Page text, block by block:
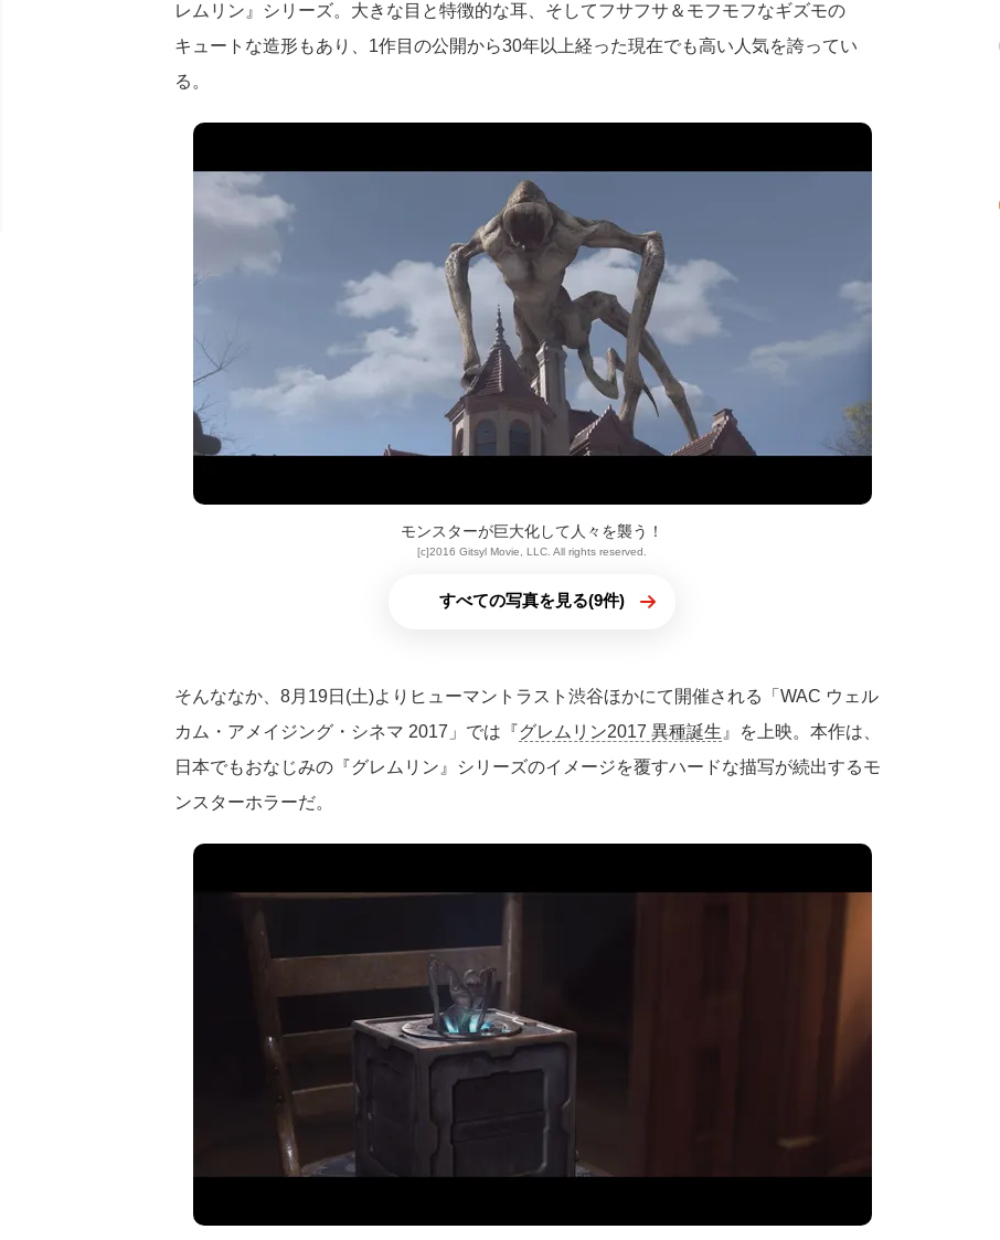
レムリン』シリーズ。大きな目と特徴的な耳、そしてフサフサ＆モフモフなギズモの
キュートな造形もあり、1作目の公開から30年以上経った現在でも高い人気を誇ってい
る。
モンスターが巨大化して人々を襲う！
[c]2016 Gitsyl Movie, LLC. All rights reserved.
すべての写真を見る(9件)
そんななか、8月19日(土)よりヒューマントラスト渋谷ほかにて開催される「WAC ウェル
カム・アメイジング・シネマ 2017」では『グレムリン2017 異種誕生 』を上映。本作は、
日本でもおなじみの『グレムリン』シリーズのイメージを覆すハードな描写が続出するモ
ンスターホラーだ。